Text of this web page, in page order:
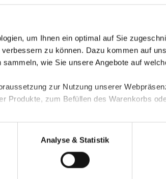
um Ihnen ein optimal auf Sie
zu können. Dazu kommen auf
wie Sie unsere Angebote auf
zur Nutzung unserer
Produkte, zum Befüllen des Warenkorbs
Inhalte aufgrund Ihres Nutzerverhaltens
und Optimierung unserer
anonymisierter Form an Dritte wie etwa
Analyse & Statistik